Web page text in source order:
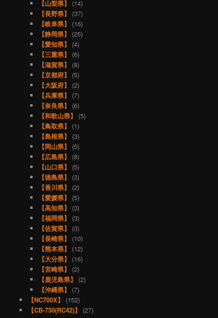
【山梨県】
(14)
【長野県】
(37)
【岐阜県】
(16)
【静岡県】
(25)
【愛知県】
(4)
【三重県】
(6)
【滋賀県】
(8)
【京都府】
(5)
【大阪府】
(2)
【兵庫県】
(7)
【奈良県】
(6)
【和歌山県】
(5)
【鳥取県】
(1)
【島根県】
(3)
【岡山県】
(5)
【広島県】
(8)
【山口県】
(5)
【徳島県】
(3)
【香川県】
(2)
【愛媛県】
(5)
【高知県】
(3)
【福岡県】
(3)
【佐賀県】
(3)
【長崎県】
(10)
【熊本県】
(12)
【大分県】
(16)
【宮崎県】
(2)
【鹿児島県】
(2)
【沖縄県】
(7)
【NC700X】
(152)
【CB-750(RC42)】
(27)